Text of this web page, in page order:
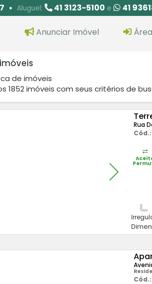
Aluguel: 41 3123-5100 e 41
Anunciar Imóvel
de imóveis
1852 imóveis com seus critérios de
Rua
Cód.:
Cód.: